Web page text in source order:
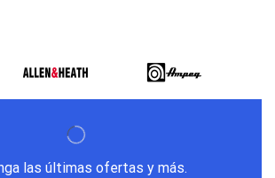
las últimas ofertas y más.